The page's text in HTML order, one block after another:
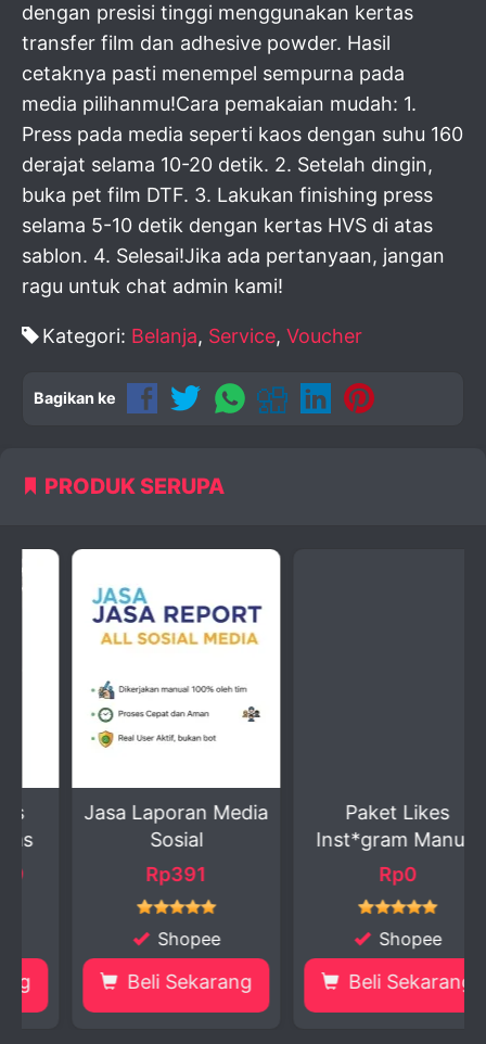
dengan presisi tinggi menggunakan kertas
transfer film dan adhesive powder. Hasil
cetaknya pasti menempel sempurna pada
media pilihanmu!Cara pemakaian mudah: 1.
Press pada media seperti kaos dengan suhu 160
derajat selama 10-20 detik. 2. Setelah dingin,
buka pet film DTF. 3. Lakukan finishing press
selama 5-10 detik dengan kertas HVS di atas
sablon. 4. Selesai!Jika ada pertanyaan, jangan
ragu untuk chat admin kami!
Kategori: Belanja, Service, Voucher
Bagikan ke
PRODUK SERUPA
Jasa Laporan Media
Sosial
Rp391
Shopee
Beli Sekarang
Paket Likes
Inst*gram Manual
Shopee
Beli Sekarang